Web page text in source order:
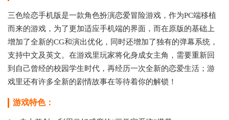
三色绘恋手机版是一款角色扮演恋爱冒险游戏，作为PC端移植
而来的游戏，为了更加适应手机端的界面，而在原版的基础上
增加了全新的CG和演出优化，同时还增加了独有的弹幕系统，
支持中文及英文。在游戏里玩家将化身成女主角，需要重新回
到自己曾经的校园学生时代，再经历一次全新的恋爱生活；游
戏里还有许多全新的剧情故事在等待着你的解锁！
游戏特色：